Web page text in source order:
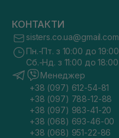
КОНТАКТИ
sisters.co.ua@gmail.com
Пн.-Пт. з 10:00 до 19:00
Сб.-Нд. з 11:00 до 18:00
Менеджер
+38 (097) 612-54-81
+38 (097) 788-12-88
+38 (097) 983-41-20
+38 (068) 693-46-00
+38 (068) 951-22-86